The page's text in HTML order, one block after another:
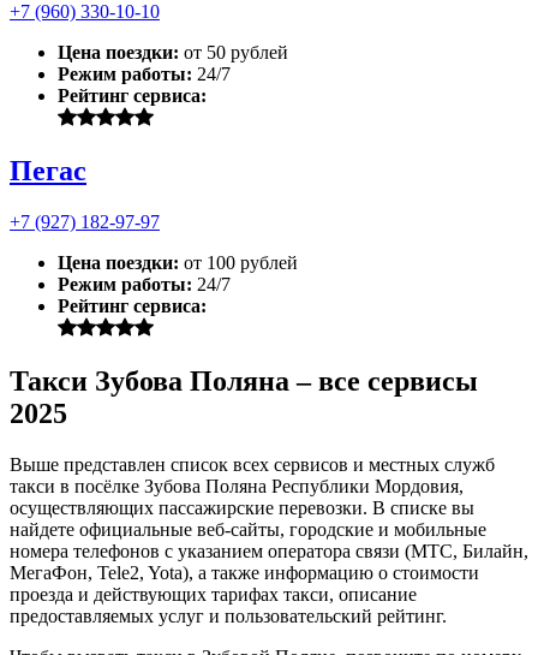
+7 (960) 330-10-10
Цена поездки: от 50 рублей
Режим работы: 24/7
Рейтинг сервиса:
Пегас
+7 (927) 182-97-97
Цена поездки: от 100 рублей
Режим работы: 24/7
Рейтинг сервиса:
Такси Зубова Поляна – все сервисы
2025
Выше представлен список всех сервисов и местных служб
такси в посёлке Зубова Поляна Республики Мордовия,
осуществляющих пассажирские перевозки. В списке вы
найдете официальные веб-сайты, городские и мобильные
номера телефонов с указанием оператора связи (МТС, Билайн,
МегаФон, Tele2, Yota), а также информацию о стоимости
проезда и действующих тарифах такси, описание
предоставляемых услуг и пользовательский рейтинг.